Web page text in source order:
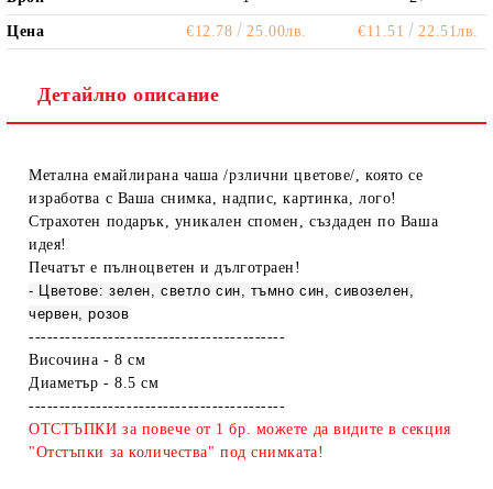
Цена €12.78 25.00лв. €11.51 22.51лв.
Детайлно описание
Метална емайлирана чаша /рзлични цветове/, която се
изработва с Ваша снимка, надпис, картинка, лого!
Страхотен подарък, уникален спомен, създаден по Ваша
идея!
Печатът е пълноцветен и дълготраен!
- Цветове: зелен, светло син, тъмно син, сивозелен,
червен, розов
------------------------------------------
Височина - 8 см
Диаметър - 8.5 см
------------------------------------------
ОТСТЪПКИ за повече от 1 бр. можете да видите в секция
"Отстъпки за количества" под снимката!